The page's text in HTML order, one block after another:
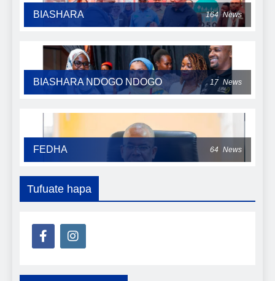
BIASHARA 164 News
BIASHARA NDOGO NDOGO 17 News
FEDHA 64 News
Tufuate hapa